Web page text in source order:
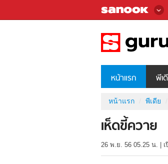
หน้าแรก พีเ
หน้าแรก พีเดีย
เห็ดขี้ควาย
26 พ.ย. 56 05.25 น.